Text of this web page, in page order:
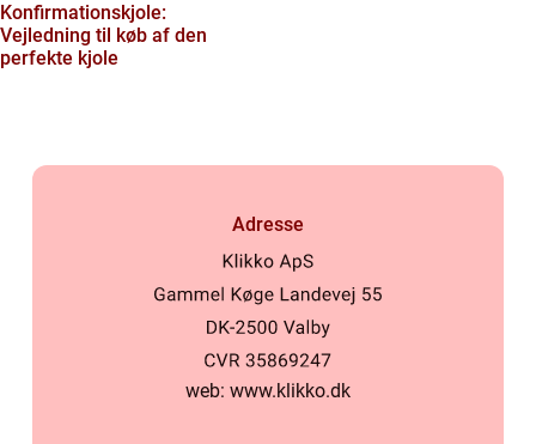
Konfirmationskjole:
Vejledning til køb af den
perfekte kjole
Adresse
web: www.klikko.dk